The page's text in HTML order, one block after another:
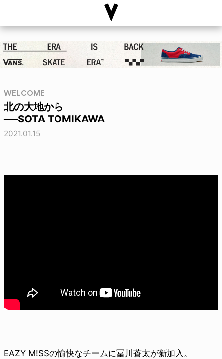
WELCOME
北の大地から
──SOTA TOMIKAWA
2021.01.15
EAZY M!SSの愉快なチームに冨川蒼太が新加入。